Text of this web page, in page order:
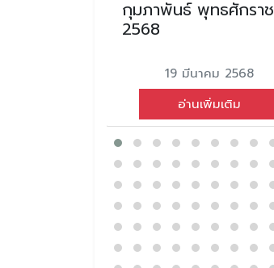
กุมภาพันธ์ พุทธศักราช
2568
19 มีนาคม 2568
อ่านเพิ่มเติม